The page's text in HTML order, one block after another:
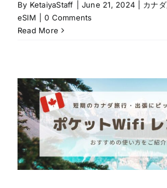
By KetaiyaStaff June 21, 2024 カナダ
eSIM
0 Comments
Read More